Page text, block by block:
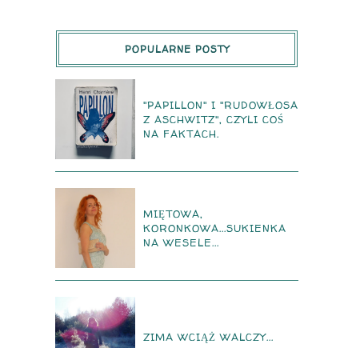
POPULARNE POSTY
"PAPILLON" I "RUDOWŁOSA
Z ASCHWITZ", CZYLI COŚ
NA FAKTACH.
MIĘTOWA,
KORONKOWA...SUKIENKA
NA WESELE...
ZIMA WCIĄŻ WALCZY...